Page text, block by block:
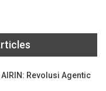
Revolusi Agentic